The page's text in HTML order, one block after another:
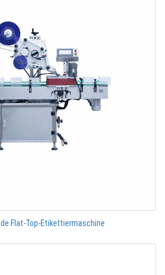
Flat-Top-Etikettiermaschine